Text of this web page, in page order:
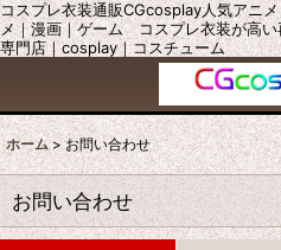
コスプレ衣装通販CGcosplay人気アニ
メ｜漫画｜ゲーム コスプレ衣装が高
専門店｜cosplay｜コスチューム
ホーム > お問い合わせ
お問い合わせ